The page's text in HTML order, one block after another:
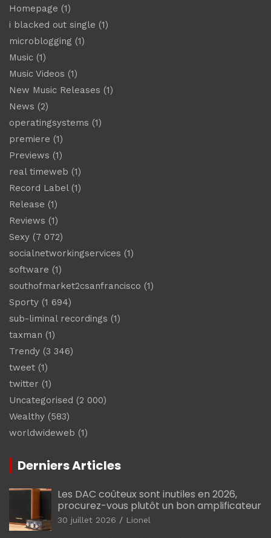
Homepage (1)
i blacked out single (1)
microblogging (1)
Music (1)
Music Videos (1)
New Music Releases (1)
News (2)
operatingsystems (1)
premiere (1)
Previews (1)
real timeweb (1)
Record Label(1)
Release (1)
Reviews (1)
Sexy (7 072)
socialnetworkingservices (1)
software (1)
southofmarket2csanfrancisco (1)
Sporty (1 694)
sub-liminal recordings (1)
taxman (1)
Trendy (3 346)
tweet (1)
twitter (1)
Uncategorised (2 000)
Wealthy (583)
worldwideweb (1)
Derniers Articles
Les DAC coûteux sont inutiles en 2026,
procurez-vous plutôt un bon amplificateur
30 juillet 2026 Lionel